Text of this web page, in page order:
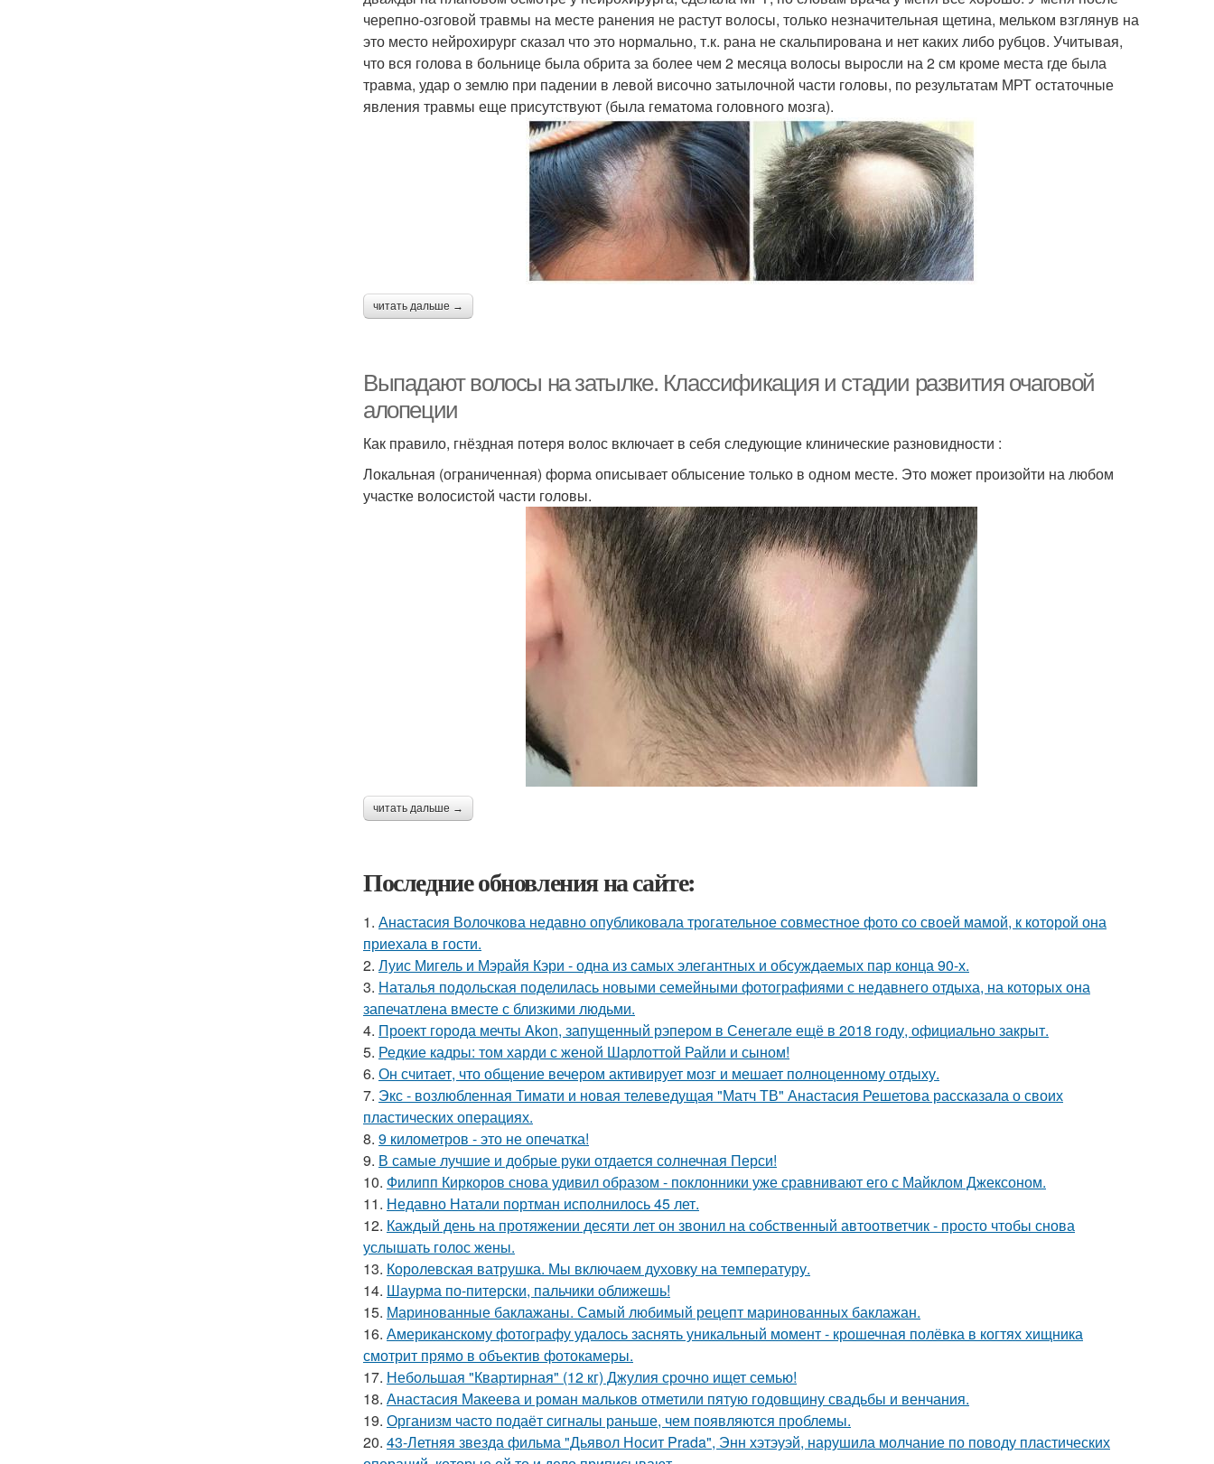
черепно-озговой травмы на месте ранения не растут волосы, только незначительная щетина, мельком взглянув на
это место нейрохирург сказал что это нормально, т.к. рана не скальпирована и нет каких либо рубцов. Учитывая,
что вся голова в больнице была обрита за более чем 2 месяца волосы выросли на 2 см кроме места где была
травма, удар о землю при падении в левой височно затылочной части головы, по результатам МРТ остаточные
явления травмы еще присутствуют (была гематома головного мозга).
читать дальше →
Выпадают волосы на затылке. Классификация и стадии развития очаговой
алопеции
Как правило, гнёздная потеря волос включает в себя следующие клинические разновидности :
Локальная (ограниченная) форма описывает облысение только в одном месте. Это может произойти на любом
участке волосистой части головы.
читать дальше →
Последние обновления на сайте:
1. Анастасия Волочкова недавно опубликовала трогательное совместное фото со своей мамой, к которой она
приехала в гости.
2. Луис Мигель и Мэрайя Кэри - одна из самых элегантных и обсуждаемых пар конца 90-х.
3. Наталья подольская поделилась новыми семейными фотографиями с недавнего отдыха, на которых она
запечатлена вместе с близкими людьми.
4. Проект города мечты Akon, запущенный рэпером в Сенегале ещё в 2018 году, официально закрыт.
5. Редкие кадры: том харди с женой Шарлоттой Райли и сыном!
6. Он считает, что общение вечером активирует мозг и мешает полноценному отдыху.
7. Экс - возлюбленная Тимати и новая телеведущая "Матч ТВ" Анастасия Решетова рассказала о своих
пластических операциях.
8. 9 километров - это не опечатка!
9. В самые лучшие и добрые руки отдается солнечная Перси!
10. Филипп Киркоров снова удивил образом - поклонники уже сравнивают его с Майклом Джексоном.
11. Недавно Натали портман исполнилось 45 лет.
12. Каждый день на протяжении десяти лет он звонил на собственный автоответчик - просто чтобы снова
услышать голос жены.
13. Королевская ватрушка. Мы включаем духовку на температуру.
14. Шаурма по-питерски, пальчики оближешь!
15. Маринованные баклажаны. Самый любимый рецепт маринованных баклажан.
16. Американскому фотографу удалось заснять уникальный момент - крошечная полёвка в когтях хищника
смотрит прямо в объектив фотокамеры.
17. Небольшая "Квартирная" (12 кг) Джулия срочно ищет семью!
18. Анастасия Макеева и роман мальков отметили пятую годовщину свадьбы и венчания.
19. Организм часто подаёт сигналы раньше, чем появляются проблемы.
20. 43-Летняя звезда фильма "Дьявол Носит Prada", Энн хэтэуэй, нарушила молчание по поводу пластических